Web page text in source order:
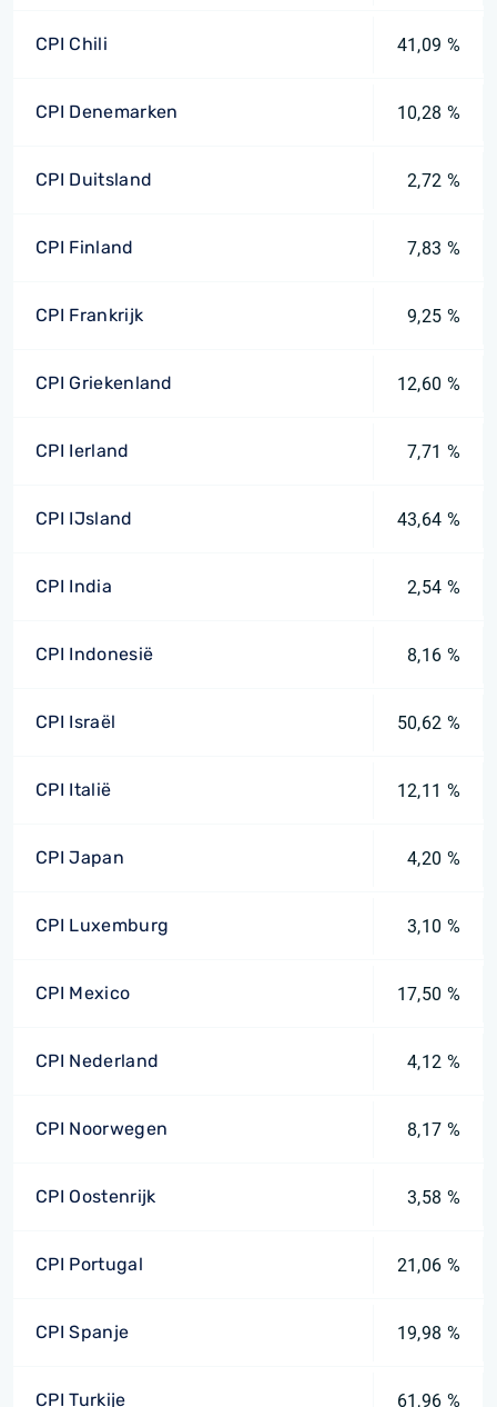
CPI Chili 41,09 %
CPI Denemarken 10,28 %
CPI Duitsland 2,72 %
CPI Finland 7,83 %
CPI Frankrijk 9,25 %
CPI Griekenland 12,60 %
CPI Ierland 7,71 %
CPI IJsland 43,64 %
CPI India 2,54 %
CPI Indonesië 8,16 %
CPI Israël 50,62 %
CPI Italië 12,11 %
CPI Japan 4,20 %
CPI Luxemburg 3,10 %
CPI Mexico 17,50 %
CPI Nederland 4,12 %
CPI Noorwegen 8,17 %
CPI Oostenrijk 3,58 %
CPI Portugal 21,06 %
CPI Spanje 19,98 %
CPI Turkije 61,96 %